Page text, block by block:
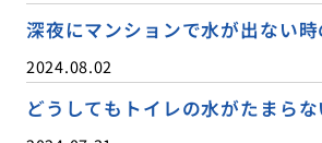
深夜にマンションで水が出ない
2024.08.02
どうしてもトイレの水がたまら